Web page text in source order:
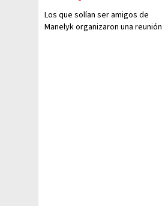
Los que solían ser amigos de
Manelyk organizaron una reunión